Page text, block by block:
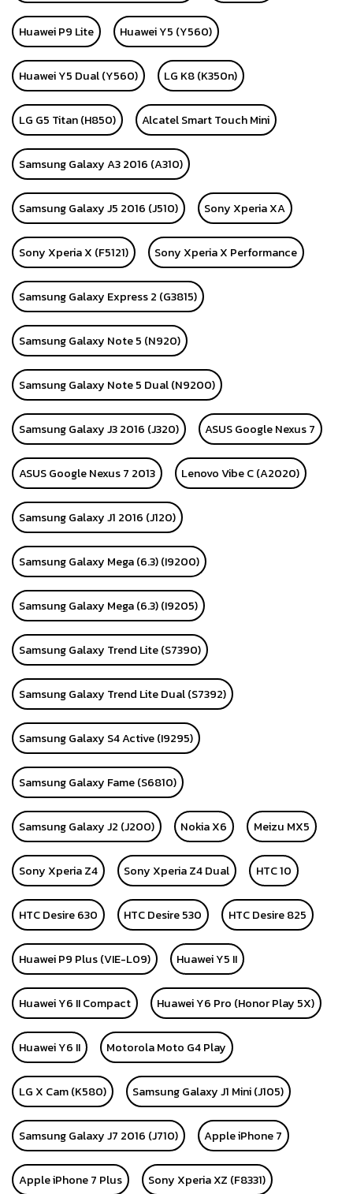
Huawei P9 Lite Huawei Y5 (Y560)
Huawei Y5 Dual (Y560) LG K8 (K350n)
LG G5 Titan (H850) Alcatel Smart Touch Mini
Samsung Galaxy A3 2016 (A310)
Samsung Galaxy J5 2016 (J510) Sony Xperia XA
Sony Xperia X (F5121) Sony Xperia X Performance
Samsung Galaxy Express 2 (G3815)
Samsung Galaxy Note 5 (N920)
Samsung Galaxy Note 5 Dual (N9200)
Samsung Galaxy J3 2016 (J320) ASUS Google Nexus 7
ASUS Google Nexus 7 2013 Lenovo Vibe C (A2020)
Samsung Galaxy J1 2016 (J120)
Samsung Galaxy Mega (6.3) (I9200)
Samsung Galaxy Mega (6.3) (I9205)
Samsung Galaxy Trend Lite (S7390)
Samsung Galaxy Trend Lite Dual (S7392)
Samsung Galaxy S4 Active (I9295)
Samsung Galaxy Fame (S6810)
Samsung Galaxy J2 (J200) Nokia X6 Meizu MX5
Sony Xperia Z4 Sony Xperia Z4 Dual HTC 10
HTC Desire 630 HTC Desire 530 HTC Desire 825
Huawei P9 Plus (VIE-L09) Huawei Y5 II
Huawei Y6 II Compact Huawei Y6 Pro (Honor Play 5X)
Huawei Y6 II Motorola Moto G4 Play
LG X Cam (K580) Samsung Galaxy J1 Mini (J105)
Samsung Galaxy J7 2016 (J710) Apple iPhone 7
Apple iPhone 7 Plus Sony Xperia XZ (F8331)